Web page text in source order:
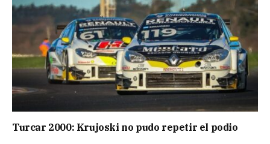
Turcar 2000: Krujoski no pudo repetir el podio